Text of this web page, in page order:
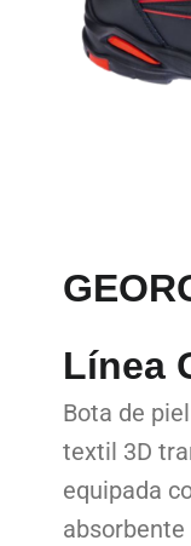
Línea
Bota de
textil 3D
equipada